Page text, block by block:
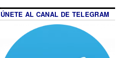
ÚNETE AL CANAL DE TELEGRAM